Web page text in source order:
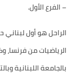
– الفرع الأول.
الراحل هو أول
الرياضيات من فرنسا،
بالجامعة اللبنانية